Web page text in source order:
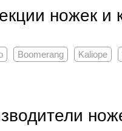
ножек и
Boomerang Kaliope